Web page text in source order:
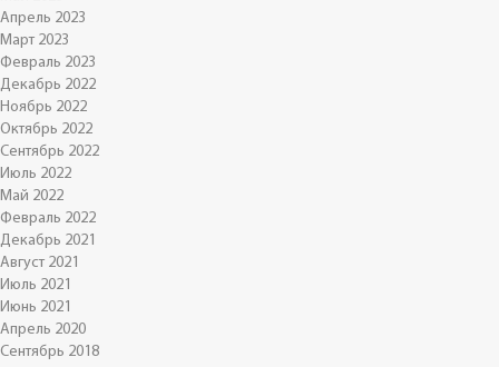
Апрель 2023
Март 2023
Февраль 2023
Декабрь 2022
Ноябрь 2022
Октябрь 2022
Сентябрь 2022
Июль 2022
Май 2022
Февраль 2022
Декабрь 2021
Август 2021
Июль 2021
Июнь 2021
Апрель 2020
Сентябрь 2018